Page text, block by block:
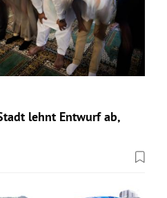
lehnt Entwurf ab,